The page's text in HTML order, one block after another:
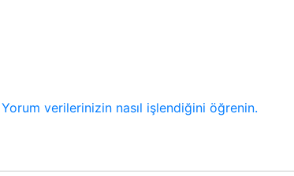
Yorum verilerinizin nasıl işlendiğini öğrenin.